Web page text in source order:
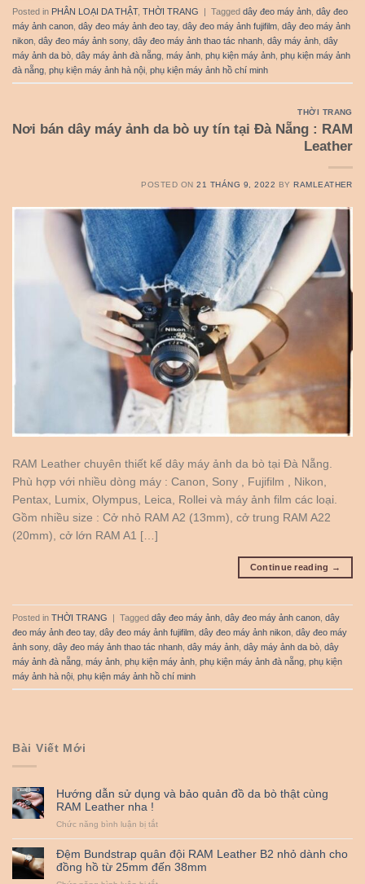
Posted in PHÂN LOẠI DA THẬT, THỜI TRANG | Tagged dây đeo máy ảnh dây đeo
máy ảnh canon dây đeo máy ảnh đeo tay, dây đeo máy ảnh fujifilm dây đeo máy ảnh
nikon dây đeo máy ảnh sony, dây đeo máy ảnh thao tác nhanh dây máy ảnh dây
máy ảnh da bò dây máy ảnh đà nẵng máy ảnh phụ kiện máy ảnh phụ kiện máy ảnh
đà nẵng phụ kiện máy ảnh hà nội phụ kiện máy ảnh hồ chí minh
THỜI TRANG
Nơi bán dây máy ảnh da bò uy tín tại Đà Nẵng : RAM
Leather
POSTED ON21 THÁNG 9, 2022 BY RAMLEATHER
RAM Leather chuyên thiết kế dây máy ảnh da bò tại Đà Nẵng.
Phù hợp với nhiều dòng máy : Canon, Sony , Fujifilm , Nikon,
Pentax, Lumix, Olympus, Leica, Rollei và máy ảnh film các loại.
Gồm nhiều size : Cở nhỏ RAM A2 (13mm), cở trung RAM A22
(20mm), cở lớn RAM A1 […]
Continue reading →
Posted in THỜI TRANG | Tagged dây đeo máy ảnh dây đeo máy ảnh canon dây
đeo máy ảnh đeo tay, dây đeo máy ảnh fujifilm dây đeo máy ảnh nikon dây đeo máy
ảnh sony, dây đeo máy ảnh thao tác nhanh dây máy ảnh dây máy ảnh da bò dây
máy ảnh đà nẵng máy ảnh phụ kiện máy ảnh phụ kiện máy ảnh đà nẵng phụ kiện
máy ảnh hà nội phụ kiện máy ảnh hồ chí minh
Bài Viết Mới
Hướng dẫn sử dụng và bảo quản đồ da bò thật cùng
RAM Leather nha !
Chức năng bình luận bị tắtở
sử
dụng
Đệm Bundstrap quân đội RAM Leather B2 nhỏ dành cho
đồng hồ từ 25mm đến 38mm